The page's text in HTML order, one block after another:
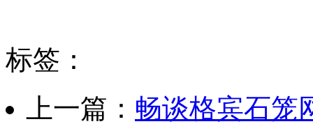
标签：
上一篇： 畅谈格宾石笼